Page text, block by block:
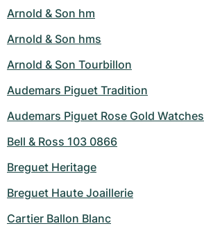
Arnold & Son hm
Arnold & Son hms
Arnold & Son Tourbillon
Audemars Piguet Tradition
Audemars Piguet Rose Gold Watches
Bell & Ross 103 0866
Breguet Heritage
Breguet Haute Joaillerie
Cartier Ballon Blanc